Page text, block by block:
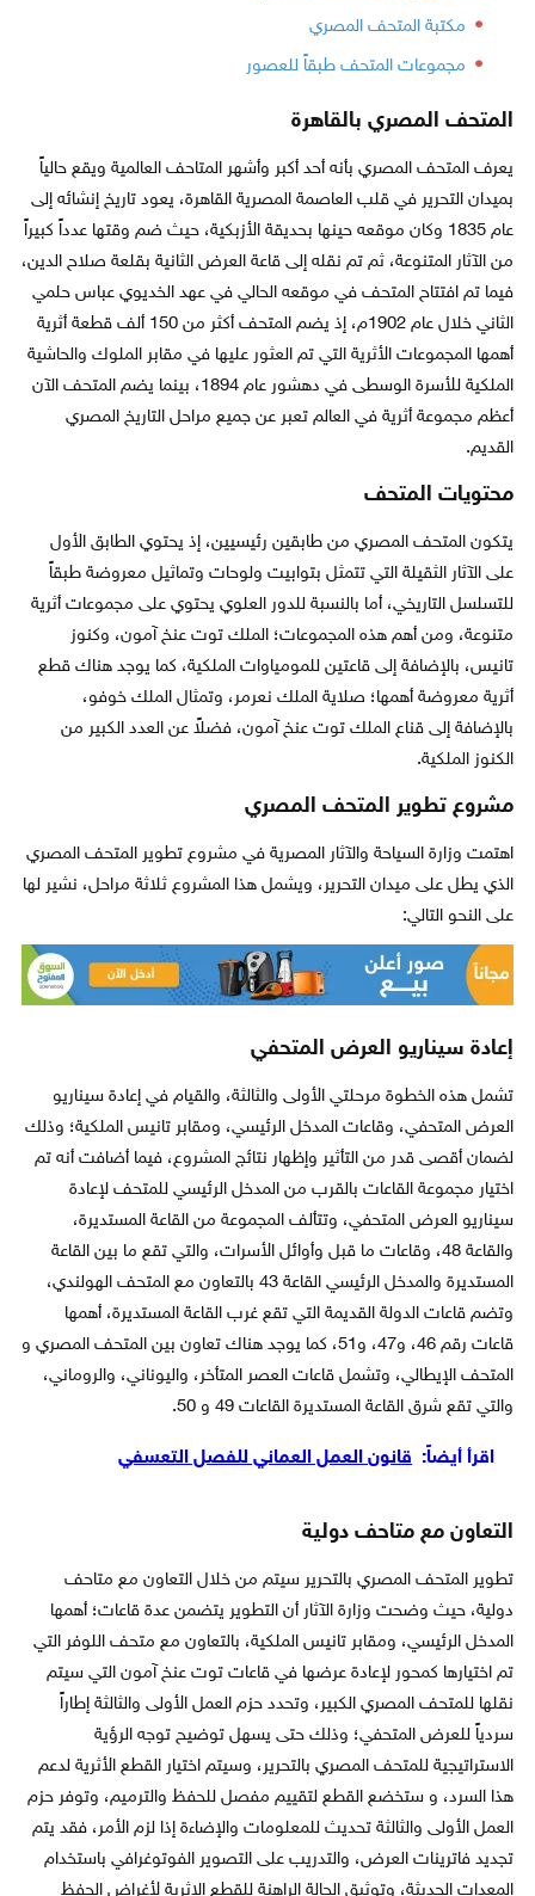
مكتبة المتحف المصري
مجموعات المتحف طبقاً للعصور
المتحف المصري بالقاهرة
يعرف المتحف المصري بأنه أحد أكبر وأشهر المتاحف العالمية ويقع حالياً
بميدان التحرير في قلب العاصمة المصرية القاهرة، يعود تاريخ إنشائه إلى
عام 1835 وكان موقعه حينها بحديقة الأزبكية، حيث ضم وقتها عدداً كبيراً
من الآثار المتنوعة، ثم تم نقله إلى قاعة العرض الثانية بقلعة صلاح الدين،
فيما تم افتتاح المتحف في موقعه الحالي في عهد الخديوي عباس حلمي
الثاني خلال عام 1902م، إذ يضم المتحف أكثر من 150 ألف قطعة أثرية
أهمها المجموعات الأثرية التي تم العثور عليها في مقابر الملوك والحاشية
الملكية للأسرة الوسطى في دهشور عام 1894، بينما يضم المتحف الآن
أعظم مجموعة أثرية في العالم تعبر عن جميع مراحل التاريخ المصري
القديم.
محتويات المتحف
يتكون المتحف المصري من طابقين رئيسيين، إذ يحتوي الطابق الأول
على الآثار الثقيلة التي تتمثل بتوابيت ولوحات وتماثيل معروضة طبقاً
للتسلسل التاريخي، أما بالنسبة للدور العلوي يحتوي على مجموعات أثرية
متنوعة، ومن أهم هذه المجموعات؛ الملك توت عنخ آمون، وكنوز
تانيس، بالإضافة إلى قاعتين للمومياوات الملكية، كما يوجد هناك قطع
أثرية معروضة أهمها؛ صلاية الملك نعرمر، وتمثال الملك خوفو،
بالإضافة إلى قناع الملك توت عنخ آمون، فضلاً عن العدد الكبير من
الكنوز الملكية.
مشروع تطوير المتحف المصري
اهتمت وزارة السياحة والآثار المصرية في مشروع تطوير المتحف المصري
الذي يطل على ميدان التحرير، ويشمل هذا المشروع ثلاثة مراحل، نشير لها
على النحو التالي:
إعادة سيناريو العرض المتحفي
تشمل هذه الخطوة مرحلتي الأولى والثالثة، والقيام في إعادة سيناريو
العرض المتحفي، وقاعات المدخل الرئيسي، ومقابر تانيس الملكية؛ وذلك
لضمان أقصى قدر من التأثير وإظهار نتائج المشروع، فيما أضافت أنه تم
اختيار مجموعة القاعات بالقرب من المدخل الرئيسي للمتحف لإعادة
سيناريو العرض المتحفي، وتتألف المجموعة من القاعة المستديرة،
والقاعة 48، وقاعات ما قبل وأوائل الأسرات، والتي تقع ما بين القاعة
المستديرة والمدخل الرئيسي القاعة 43 بالتعاون مع المتحف الهولندي،
وتضم قاعات الدولة القديمة التي تقع غرب القاعة المستديرة، أهمها
قاعات رقم 46، و47، و51، كما يوجد هناك تعاون بين المتحف المصري و
المتحف الإيطالي، وتشمل قاعات العصر المتأخر، واليوناني، والروماني،
والتي تقع شرق القاعة المستديرة القاعات 49 و 50.
اقرأ أيضاً: قانون العمل العماني للفصل التعسفي
التعاون مع متاحف دولية
تطوير المتحف المصري بالتحرير سيتم من خلال التعاون مع متاحف
دولية، حيث وضحت وزارة الآثار أن التطوير يتضمن عدة قاعات؛ أهمها
المدخل الرئيسي، ومقابر تانيس الملكية، بالتعاون مع متحف اللوفر التي
تم اختيارها كمحور لإعادة عرضها في قاعات توت عنخ آمون التي سيتم
نقلها للمتحف المصري الكبير، وتحدد حزم العمل الأولى والثالثة إطاراً
سردياً للعرض المتحفي؛ وذلك حتى يسهل توضيح توجه الرؤية
الاستراتيجية للمتحف المصري بالتحرير، وسيتم اختيار القطع الأثرية لدعم
هذا السرد، و ستخضع القطع لتقييم مفصل للحفظ والترميم، وتوفر حزم
العمل الأولى والثالثة تحديث للمعلومات والإضاءة إذا لزم الأمر، فقد يتم
تجديد فاترينات العرض، والتدريب على التصوير الفوتوغرافي باستخدام
المعدات الحديثة، وتوثيق الحالة الراهنة للقطع الاثرية لأغراض الحفظ